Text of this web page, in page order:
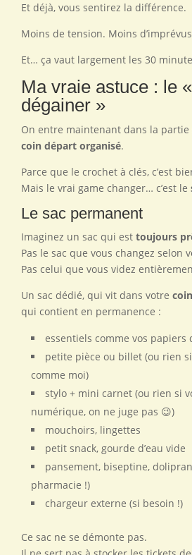
Et déjà, vous sentirez la différence.
Moins de tension. Moins
Et… ça vaut largement les 30
Ma vraie astuce : le
dégainer »
On entre maintenant dans la
coin départ organisé.
Parce que le crochet à clés, c’est
Mais le vrai game changer… c’est le
Le sac permanent
Imaginez un sac qui est toujours
Pas le sac que vous changez selon
Pas celui que vous videz
Un sac dédié, qui vit dans votre
qui contient en permanence :
essentiels comme vos papiers
petite pièce ou billet (ou rien
comme moi)
stylo + mini carnet (ou rien si
numérique, on ne juge pas 😉)
mouchoirs, lingettes
petit snack, gourde d’eau vide
pansement, biseptine,
pharmacie !)
chargeur externe (si besoin !)
Ce sac ne se démonte pas.